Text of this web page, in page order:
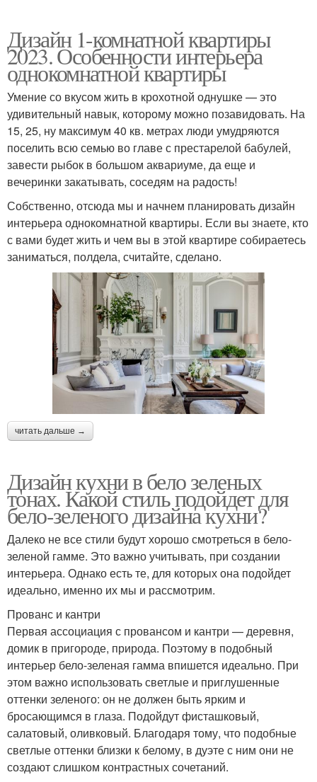
Дизайн 1-комнатной квартиры
2023. Особенности интерьера
однокомнатной квартиры
Умение со вкусом жить в крохотной однушке — это
удивительный навык, которому можно позавидовать. На
15, 25, ну максимум 40 кв. метрах люди умудряются
поселить всю семью во главе с престарелой бабулей,
завести рыбок в большом аквариуме, да еще и
вечеринки закатывать, соседям на радость!
Собственно, отсюда мы и начнем планировать дизайн
интерьера однокомнатной квартиры. Если вы знаете, кто
с вами будет жить и чем вы в этой квартире собираетесь
заниматься, полдела, считайте, сделано.
читать дальше →
Дизайн кухни в бело зеленых
тонах. Какой стиль подойдет для
бело-зеленого дизайна кухни?
Далеко не все стили будут хорошо смотреться в бело-
зеленой гамме. Это важно учитывать, при создании
интерьера. Однако есть те, для которых она подойдет
идеально, именно их мы и рассмотрим.
Прованс и кантри
Первая ассоциация с провансом и кантри — деревня,
домик в пригороде, природа. Поэтому в подобный
интерьер бело-зеленая гамма впишется идеально. При
этом важно использовать светлые и приглушенные
оттенки зеленого: он не должен быть ярким и
бросающимся в глаза. Подойдут фисташковый,
салатовый, оливковый. Благодаря тому, что подобные
светлые оттенки близки к белому, в дуэте с ним они не
создают слишком контрастных сочетаний.